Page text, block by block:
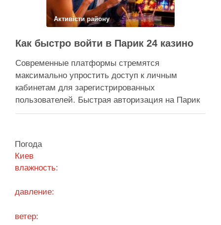
Поділитися у соцмережах:
Активісти району
Как быстро войти в Парик 24 казино
Современные платформы стремятся
максимально упростить доступ к личным
кабинетам для зарегистрированных
пользователей. Быстрая авторизация на Парик
24 казино позволяет клиентам мгновенно
система авторизации надежно защищает
персональные данные, сохраняя высокую
скорость обработки запросов при каждом входе.
Погода
Киев
влажность:
давление:
ветер: